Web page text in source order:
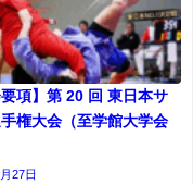
要項】第 20 回 東日本サ
権大会（至学館大学会
27日